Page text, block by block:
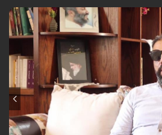
إنسانيٌّ شجاعٌ للحياة تحت وطأة الحرب،
عايشوا التفجيرات والدمار، فنرى